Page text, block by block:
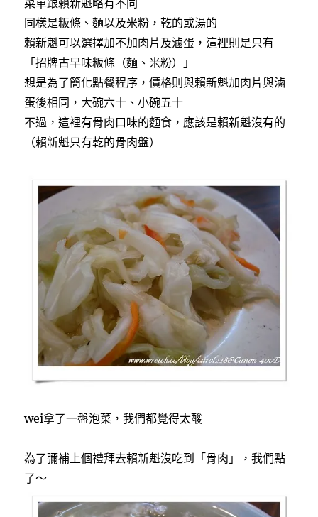
同樣是粄條、麵以及米粉，乾的或湯的
賴新魁可以選擇加不加肉片及滷蛋，這裡則是只有
「招牌古早味粄條（麵、米粉）」
想是為了簡化點餐程序，價格則與賴新魁加肉片與滷
蛋後相同，大碗六十、小碗五十
不過，這裡有骨肉口味的麵食，應該是賴新魁沒有的
（賴新魁只有乾的骨肉盤）
wei拿了一盤泡菜，我們都覺得太酸
為了彌補上個禮拜去賴新魁沒吃到「骨肉」，我們點
了～